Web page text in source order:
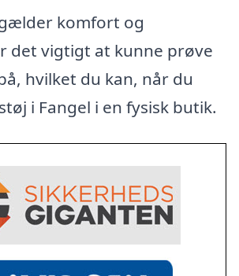
komfort og
det vigtigt at kunne prøve
hvilket du kan, når du
i Fangel i en fysisk butik.